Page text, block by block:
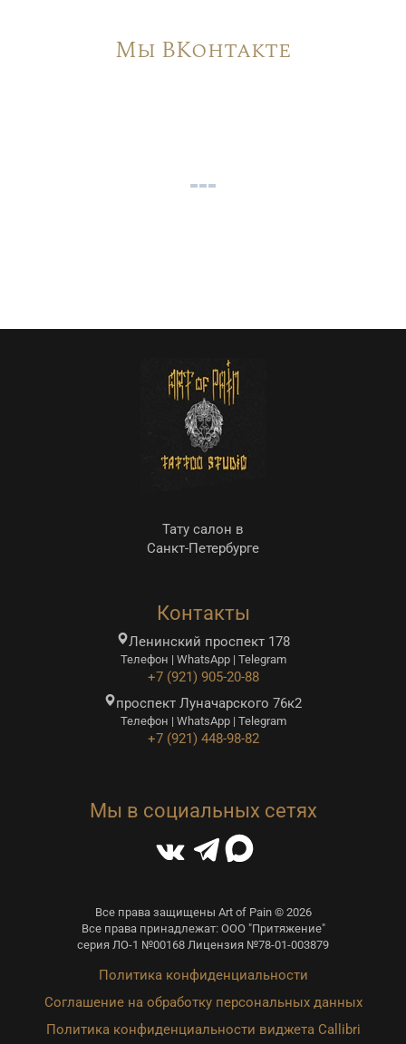
Мы ВКонтакте
Тату салон в
Санкт-Петербурге
Контакты
Ленинский проспект 178
Телефон | WhatsApp | Telegram
+7 (921) 905-20-88
проспект Луначарского 76к2
Телефон | WhatsApp | Telegram
+7 (921) 448-98-82
Мы в социальных сетях
Все права защищены Art of Pain © 2026
Все права принадлежат: ООО "Притяжение"
серия ЛО-1 №00168 Лицензия №78-01-003879
Политика конфиденциальности
Соглашение на обработку персональных данных
Политика конфиденциальности виджета Callibri